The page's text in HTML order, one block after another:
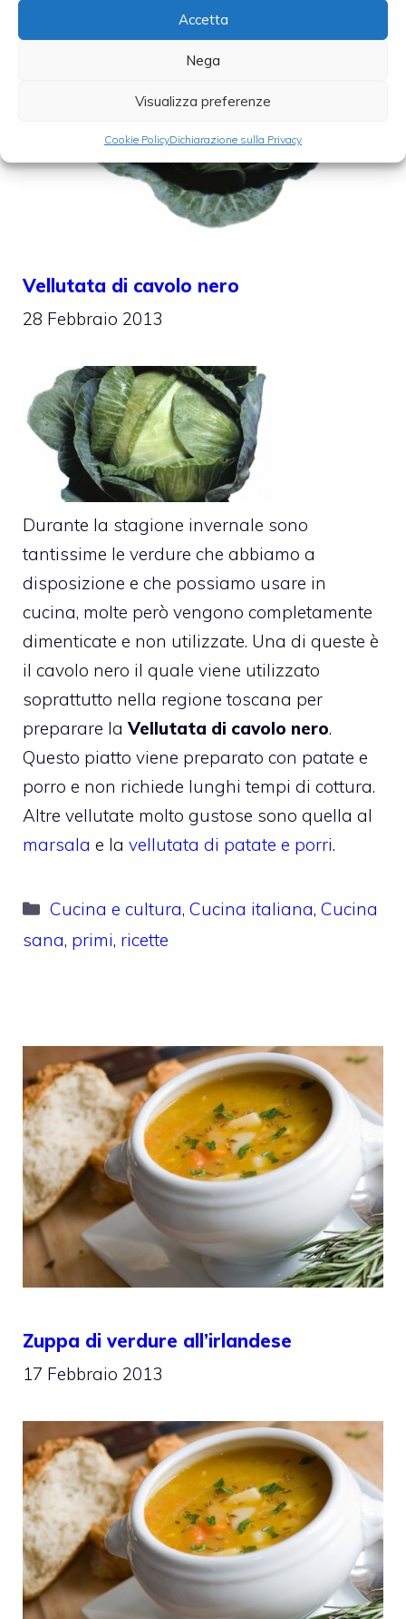
Accetta
Nega
Visualizza preferenze
Cookie PolicyDichiarazione sulla Privacy
Vellutata di cavolo nero
28 Febbraio 2013
Durante la stagione invernale sono
tantissime le verdure che abbiamo a
disposizione e che possiamo usare in
cucina, molte però vengono completamente
dimenticate e non utilizzate. Una di queste è
il cavolo nero il quale viene utilizzato
soprattutto nella regione toscana per
preparare laVellutata di cavolo nero.
Questo piatto viene preparato con patate e
porro e non richiede lunghi tempi di cottura.
Altre vellutate molto gustose sono quella al
marsala e la vellutata di patate e porri.
Categorie
Cucina e cultura,Cucina italiana,Cucina
sana, primi, ricette
Zuppa di verdure all’irlandese
17 Febbraio 2013